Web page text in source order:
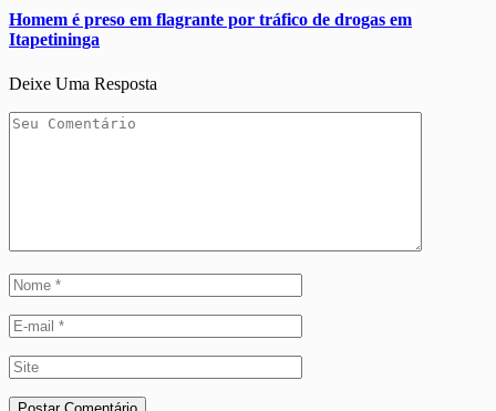
Homem é preso em flagrante por tráfico de drogas em
Itapetininga
Deixe Uma Resposta